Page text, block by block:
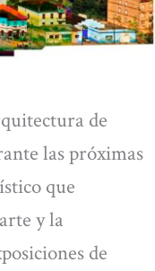
de
las próximas
que
y la
de